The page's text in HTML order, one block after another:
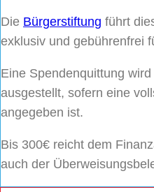
Die Bürgerstiftung führt
exklusiv und gebührenfrei
Eine Spendenquittung
ausgestellt, sofern eine
angegeben ist.
Bis 300€ reicht dem
auch der